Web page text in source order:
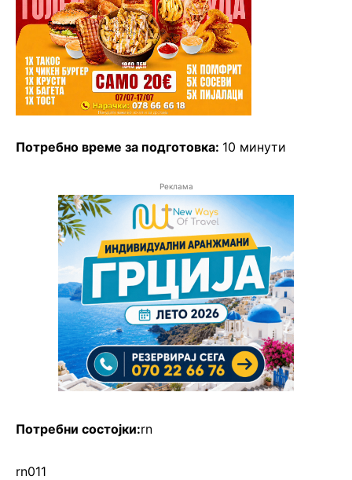
Потребно време за подготовка: 10 минути
Реклама
Потребни состојки:rn
rn011